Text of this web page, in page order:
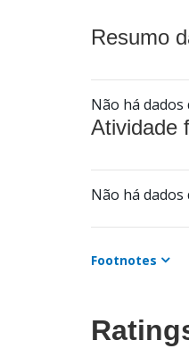
Resumo
Não há dados
Atividade
Não há dados
Footnotes